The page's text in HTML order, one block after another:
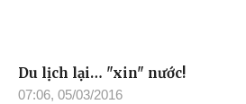
Du lịch lại… "xin" nước!
07:06, 05/03/2016